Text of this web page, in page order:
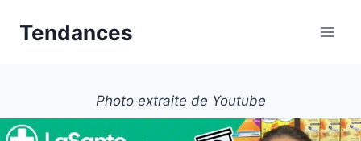
Tendances
Photo extraite de Youtube